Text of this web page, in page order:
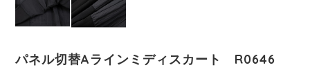
パネル切替Aラインミディスカート R0646